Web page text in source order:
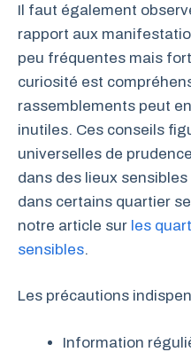
Il faut également
rapport aux
peu fréquentes mais
curiosité est
rassemblements peut
inutiles. Ces conseils
universelles de
dans des lieux
dans certains quartier
notre article sur les
sensibles.
Les précautions
Information